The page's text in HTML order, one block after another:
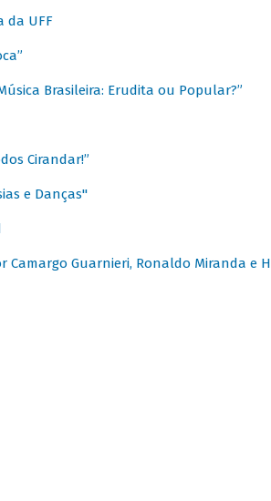
da UFF
Brasileira: Erudita ou Popular?”
Cirandar!”
e Danças"
Camargo Guarnieri, Ronaldo Miranda e